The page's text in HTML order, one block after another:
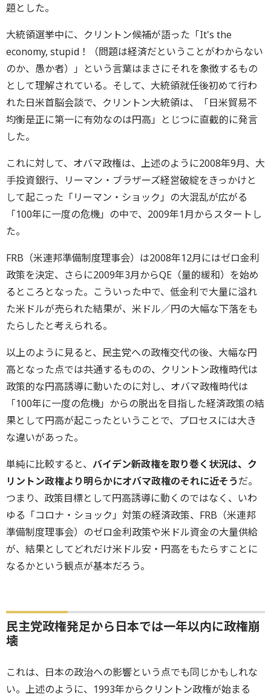
題とした。
大統領選挙中に、クリントン候補が語った「It's the
economy, stupid！（問題は経済だということがわからない
のか、愚か者）」という言葉はまさにそれを象徴するもの
として理解されている。そして、大統領就任後初めて行わ
れた日米首脳会談で、クリントン大統領は、「日米貿易不
均衡是正に第一に有効なのは円高」とじつに直截的に発言
した。
これに対して、オバマ政権は、上述のように2008年9月、大
手投資銀行、リーマン・ブラザーズ経営破綻をきっかけと
して起こった「リーマン・ショック」の大混乱が広がる
「100年に一度の危機」の中で、2009年1月からスタートし
た。
FRB（米連邦準備制度理事会）は2008年12月にはゼロ金利
政策を決定、さらに2009年3月からQE（量的緩和）を始め
るところとなった。こういった中で、低金利で大量に溢れ
た米ドルが売られた結果が、米ドル／円の大幅な下落をも
たらしたと考えられる。
以上のように見ると、民主党への政権交代の後、大幅な円
高となった点では共通するものの、クリントン政権時代は
政策的な円高誘導に動いたのに対し、オバマ政権時代は
「100年に一度の危機」からの脱出を目指した経済政策の結
果として円高が起こったということで、プロセスには大き
な違いがあった。
単純に比較すると、 バイデン新政権を取り巻く状況は、ク
リントン政権より明らかにオバマ政権のそれに近そうだ。
つまり、政策目標として円高誘導に動くのではなく、いわ
ゆる「コロナ・ショック」対策の経済政策、FRB（米連邦
準備制度理事会）のゼロ金利政策や米ドル資金の大量供給
が、結果としてどれだけ米ドル安・円高をもたらすことに
なるかという観点が基本だろう。
民主党政権発足から日本では一年以内に政権崩
壊
これは、日本の政治への影響という点でも同じかもしれな
い。上述のように、1993年からクリントン政権が始まる